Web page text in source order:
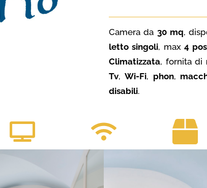
Camera da 30 mq,
letto singoli, max 4
Climatizzata, fornita di
Tv,Wi-Fi, phon,
disabili.